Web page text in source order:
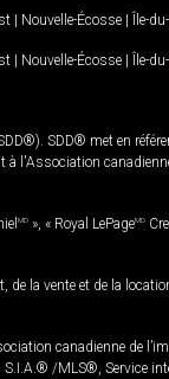
| Nouvelle-Écosse | Île-
| Nouvelle-Écosse | Île-
SDD® met en
l'Association
MD », « Royal LePageMD
la vente et de la
canadienne de
/MLS®, Service